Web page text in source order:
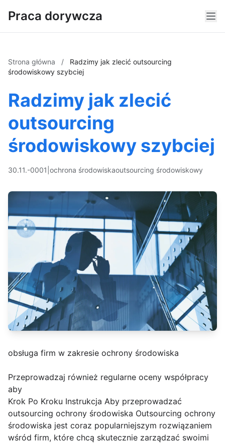
Praca dorywcza
Strona główna /
Radzimy jak zlecić outsourcing
środowiskowy szybciej
Radzimy jak zlecić
outsourcing
środowiskowy szybciej
30.11.-0001 ochrona środowiskaoutsourcing środowiskowy
obsługa firm w zakresie ochrony środowiska
Przeprowadzaj również regularne oceny współpracy
aby
Krok Po Kroku Instrukcja Aby przeprowadzać
outsourcing ochrony środowiska Outsourcing ochrony
środowiska jest coraz popularniejszym rozwiązaniem
wśród firm, które chcą skutecznie zarządzać swoimi